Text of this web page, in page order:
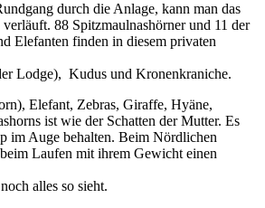
durch die Anlage, kann man das
88 Spitzmaulnashörner und 11 der
Elefanten finden in diesem privaten
Lodge), Kudus und Kronenkraniche.
Elefant, Zebras, Giraffe, Hyäne,
ist wie der Schatten der Mutter. Es
im Auge behalten. Beim Nördlichen
Laufen mit ihrem Gewicht einen
alles so sieht.